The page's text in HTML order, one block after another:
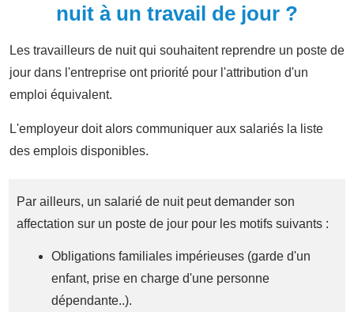
nuit à un travail de jour ?
Les travailleurs de nuit qui souhaitent reprendre un poste de
jour dans l'entreprise ont priorité pour l'attribution d'un
emploi équivalent.
L'employeur doit alors communiquer aux salariés la liste
des emplois disponibles.
Par ailleurs, un salarié de nuit peut demander son
affectation sur un poste de jour pour les motifs suivants :
Obligations familiales impérieuses (garde d'un
enfant, prise en charge d'une personne
dépendante..).